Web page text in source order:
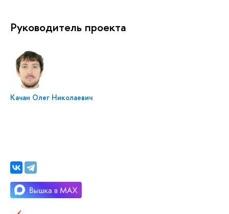
Руководитель проекта
Качан Олег Николаевич